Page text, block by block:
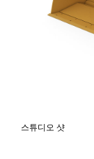
스튜디오 샷